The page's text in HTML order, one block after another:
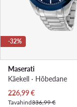
-32%
Maserati
Käekell · Hõbedane
Praegune hind
226,99€
Tavahind336,99 €